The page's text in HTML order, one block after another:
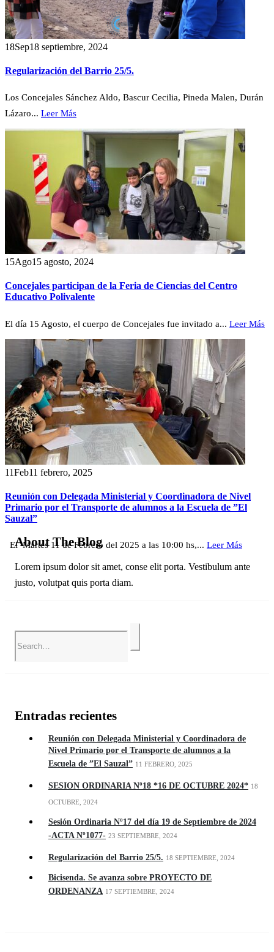
18Sep18 septiembre, 2024
Regularización del Barrio 25/5.
Los Concejales Sánchez Aldo, Bascur Cecilia, Pineda Malen, Durán
Lázaro... Leer Más
15Ago15 agosto, 2024
Concejales participan de la Feria de Ciencias del Centro
Educativo Polivalente
El día 15 Agosto, el cuerpo de Concejales fue invitado a... Leer Más
11Feb11 febrero, 2025
Reunión con Delegada Ministerial y Coordinadora de Nivel
Primario por el Transporte de alumnos a la Escuela de ”El
Sauzal”
El Martes 11 de Febrero del 2025 a las 10:00 hs,... Leer Más
About The Blog
Lorem ipsum dolor sit amet, conse elit porta. Vestibulum ante
justo, volutpat quis porta diam.
Entradas recientes
Reunión con Delegada Ministerial y Coordinadora de
Nivel Primario por el Transporte de alumnos a la
Escuela de ”El Sauzal” 11 FEBRERO, 2025
SESION ORDINARIA Nº18 *16 DE OCTUBRE 2024* 18
OCTUBRE, 2024
Sesión Ordinaria Nº17 del día 19 de Septiembre de 2024
-ACTA Nº1077- 23 SEPTIEMBRE, 2024
Regularización del Barrio 25/5. 18 SEPTIEMBRE, 2024
Bicisenda. Se avanza sobre PROYECTO DE
ORDENANZA 17 SEPTIEMBRE, 2024